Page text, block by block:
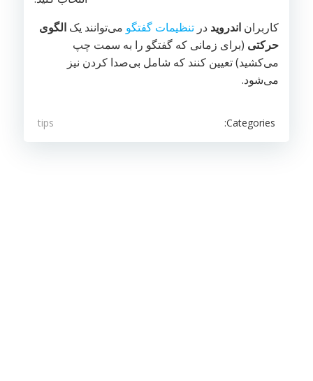
کاربران اندروید در تنظیمات گفتگو می‌توانند یک الگوی
حرکتی (برای زمانی که گفتگو را به سمت چپ
می‌کشید) تعیین کنند که شامل بی‌صدا کردن نیز
می‌شود.
Categories:
tips